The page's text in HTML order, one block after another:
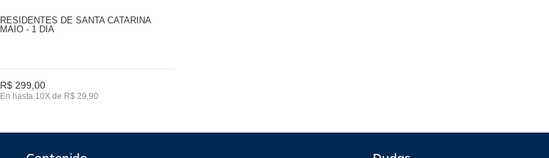
RESIDENTES DE SANTA CATARINA
MAIO - 1 DIA
R$ 299,00
En hasta 10X de R$ 29,90